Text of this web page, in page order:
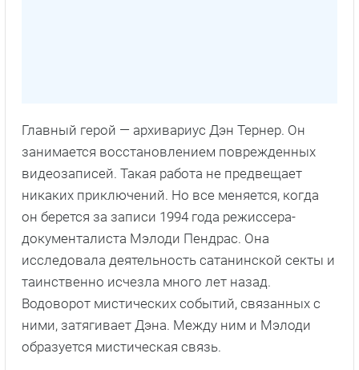
Главный герой — архивариус Дэн Тернер. Он
занимается восстановлением поврежденных
видеозаписей. Такая работа не предвещает
никаких приключений. Но все меняется, когда
он берется за записи 1994 года режиссера-
документалиста Мэлоди Пендрас. Она
исследовала деятельность сатанинской секты и
таинственно исчезла много лет назад.
Водоворот мистических событий, связанных с
ними, затягивает Дэна. Между ним и Мэлоди
образуется мистическая связь.